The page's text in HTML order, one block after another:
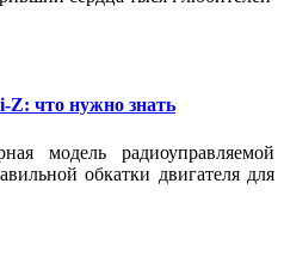
Z: что нужно знать
модель радиоуправляемой
обкатки двигателя для